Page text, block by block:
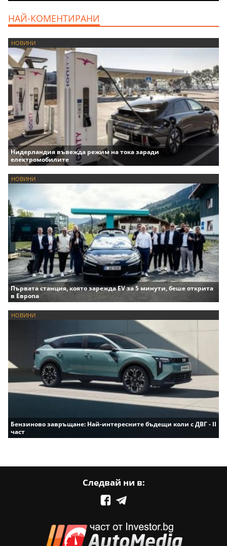
НАЙ-КОМЕНТИРАНИ
НОВИНИ
Нидерландия въвежда режим на тока заради
електромобилите
НОВИНИ
Първата станция, която зарежда EV за 5 минути, беше открита
в Европа
НОВИНИ
Бензиново завръщане: Най-интересните бъдещи коли с ДВГ - II
част
Следвай ни в: